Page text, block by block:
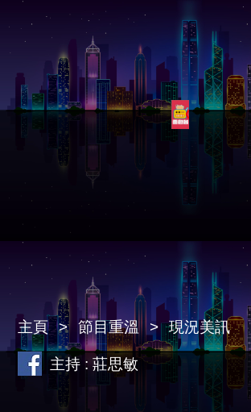
主頁 節目重溫 現況美訊
主持 : 莊思敏